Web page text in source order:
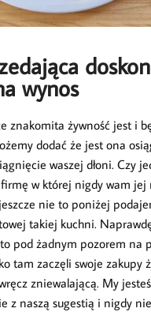
wynos
znakomita żywność jest i
dodać że jest ona
waszej dłoni. Czy
w której nigdy wam jej
nie to poniżej
takiej kuchni.
pod żadnym pozorem na
tam zaczęli swoje zakupy
zniewalającą. My
z naszą sugestią i nigdy